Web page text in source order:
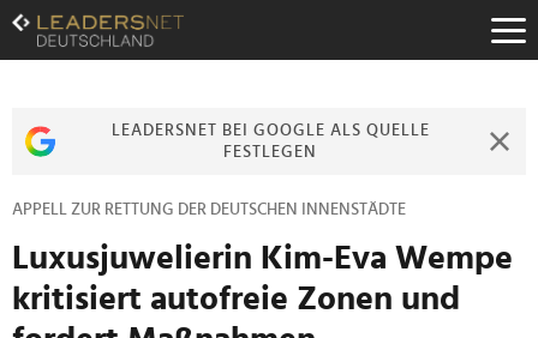
Zum
Inhalt
Zur
Zur
LEADERSNET BEI GOOGLE ALS QUELLE
FESTLEGEN
APPELL ZUR RETTUNG DER DEUTSCHEN INNENSTÄDTE
Luxusjuwelierin Kim-Eva Wempe
kritisiert autofreie Zonen und